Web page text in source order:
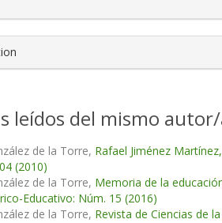
leídos del mismo
de la Torre, Rafael Jiménez
(2010)
de la Torre, Memoria de la
Educativo: Núm. 15 (2016)
de la Torre, Revista de Ciencias de